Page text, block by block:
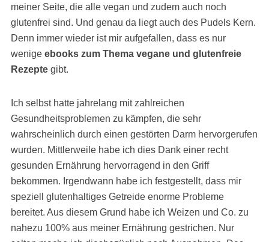
meiner Seite, die alle vegan und zudem auch noch
glutenfrei sind. Und genau da liegt auch des Pudels Kern.
Denn immer wieder ist mir aufgefallen, dass es nur
wenige ebooks zum Thema vegane und glutenfreie
Rezeptegibt.
Ich selbst hatte jahrelang mit zahlreichen
Gesundheitsproblemen zu kämpfen, die sehr
wahrscheinlich durch einen gestörten Darm hervorgerufen
wurden. Mittlerweile habe ich dies Dank einer recht
gesunden Ernährung hervorragend in den Griff
bekommen. Irgendwann habe ich festgestellt, dass mir
speziell glutenhaltiges Getreide enorme Probleme
bereitet. Aus diesem Grund habe ich Weizen und Co. zu
nahezu 100% aus meiner Ernährung gestrichen. Nur